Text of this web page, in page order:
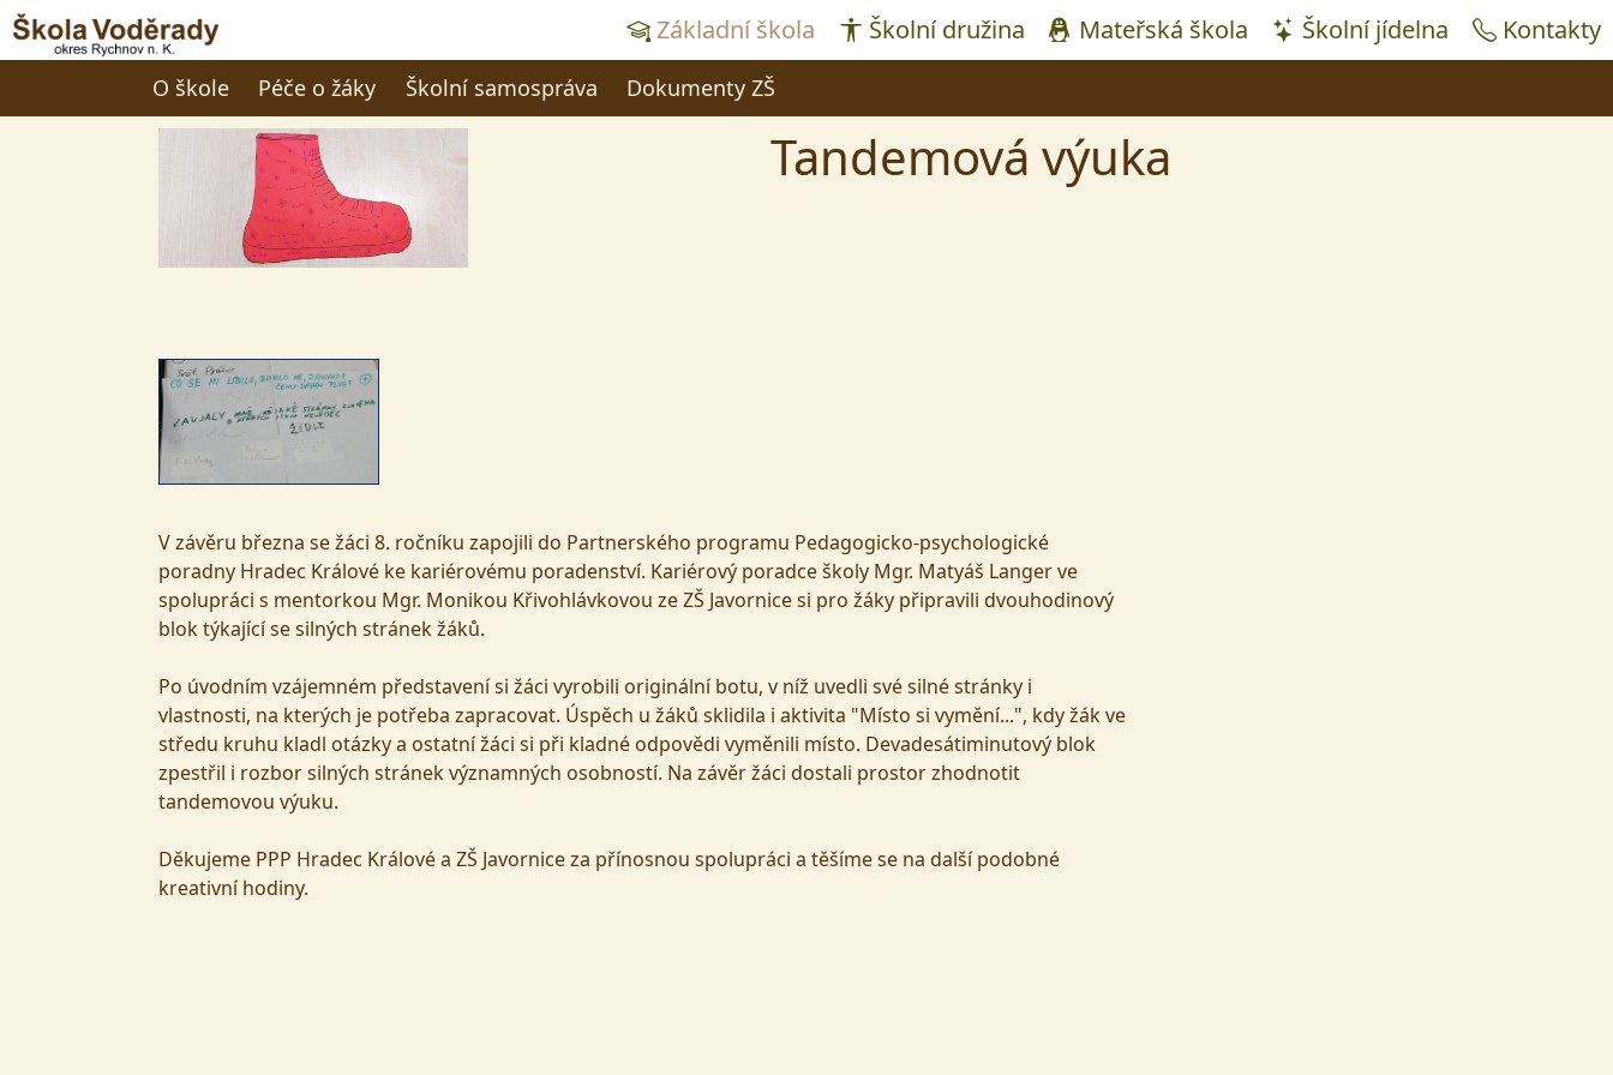
Základní škola Školní družina Mateřská škola Školní jídelna Kontakty
O škole Péče o žáky Školní samospráva Dokumenty ZŠ
Tandemová výuka
V závěru března se žáci 8. ročníku zapojili do Partnerského programu Pedagogicko-psychologické
poradny Hradec Králové ke kariérovému poradenství. Kariérový poradce školy Mgr. Matyáš Langer ve
spolupráci s mentorkou Mgr. Monikou Křivohlávkovou ze ZŠ Javornice si pro žáky připravili dvouhodinový
blok týkající se silných stránek žáků.
Po úvodním vzájemném představení si žáci vyrobili originální botu, v níž uvedli své silné stránky i
vlastnosti, na kterých je potřeba zapracovat. Úspěch u žáků sklidila i aktivita "Místo si vymění...", kdy žák ve
středu kruhu kladl otázky a ostatní žáci si při kladné odpovědi vyměnili místo. Devadesátiminutový blok
zpestřil i rozbor silných stránek významných osobností. Na závěr žáci dostali prostor zhodnotit
tandemovou výuku.
Děkujeme PPP Hradec Králové a ZŠ Javornice za přínosnou spolupráci a těšíme se na další podobné
kreativní hodiny.